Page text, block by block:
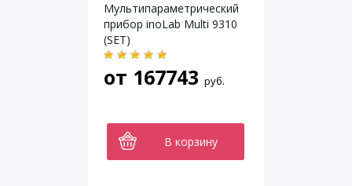
Мультипараметрический
прибор inoLab Multi 9310
(SET)
от 167743 руб.
В корзину